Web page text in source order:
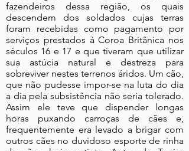
fazendeiros dessa região, os quais
descendem dos soldados cujas terras
foram recebidas como pagamento por
serviços prestados à Coroa Britânica nos
séculos 16 e 17 e que tiveram que utilizar
sua astúcia natural e destreza para
sobreviver nestes terrenos áridos. Um cão,
que não pudesse impor-se na luta do dia
a dia pela subsistência não seria tolerado.
Assim ele teve que dispender longas
horas puxando carroças de cães e,
frequentemente era levado a brigar com
outros cães no duvidoso esporte de rinha